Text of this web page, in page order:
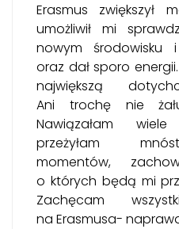
Erasmus zwiększył
umożliwił mi
nowym środowisku
oraz dał sporo
największą
Ani trochę nie
Nawiązałam
przeżyłam
momentów,
o których będą mi
Zachęcam
na Erasmusa-